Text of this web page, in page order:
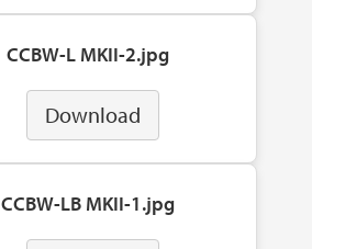
CCBW-L MKII-2.jpg
Download
CCBW-LB MKII-1.jpg